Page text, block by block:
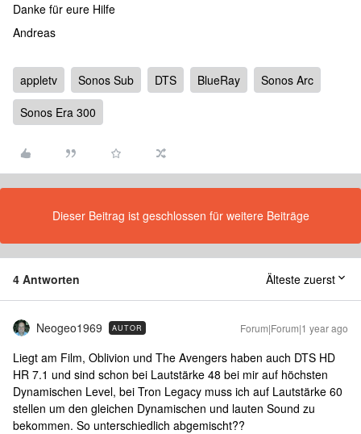
Danke für eure Hilfe
Andreas
appletv Sonos Sub DTS BlueRay
Sonos Arc
Sonos Era 300
Dieser Beitrag ist geschlossen für weitere Beiträge
4 Antworten Älteste zuerst
Neogeo1969 AUTOR Forum|Forum|1 year ago
Liegt am Film, Oblivion und The Avengers haben auch DTS HD
HR 7.1 und sind schon bei Lautstärke 48 bei mir auf höchsten
Dynamischen Level, bei Tron Legacy muss ich auf Lautstärke 60
stellen um den gleichen Dynamischen und lauten Sound zu
bekommen. So unterschiedlich abgemischt??